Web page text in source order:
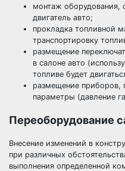
монтаж оборудования,
двигатель авто;
прокладка топливной
транспортировку
размещение
в салоне авто
топливе будет
размещение
параметры (давление
Переоборудование
Внесение изменений в
при различных
выполнения определенной